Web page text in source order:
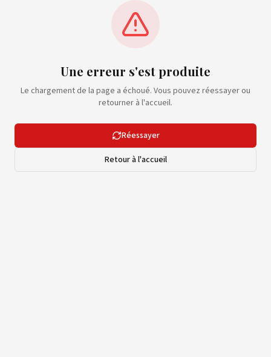
Une erreur s'est produite
Le chargement de la page a échoué. Vous pouvez réessayer ou
retourner à l'accueil.
Réessayer
Retour à l'accueil